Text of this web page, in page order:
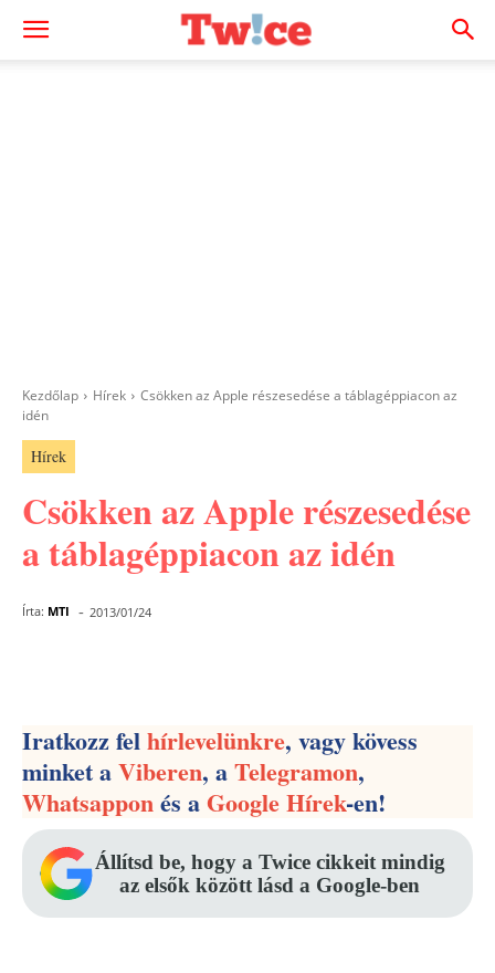
Kezdőlap Hírek
Csökken az Apple részesedése a táblagéppiacon az
idén
Hírek
Csökken az Apple részesedése
a táblagéppiacon az idén
Írta: MTI - 2013/01/24
Iratkozz felhírlevelünkre, vagy kövess
minket aViberen, aTelegramon,
Whatsapponés aGoogle Hírek-en!
Állítsd be, hogy a Twice cikkeit mindig
az elsők között lásd a Google-ben